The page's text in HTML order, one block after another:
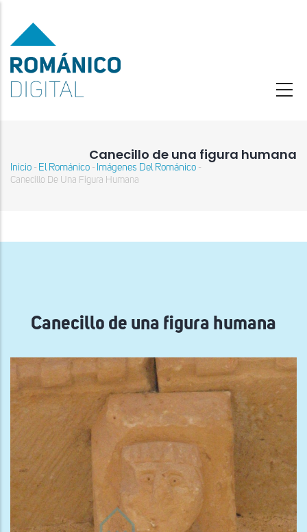
contenido
principal
Canecillo de una figura humana
Sobrescribir
ayuda
Inicio - El Románico - Imágenes Del Románico -
Canecillo De Una Figura Humana
Canecillo de una figura humana